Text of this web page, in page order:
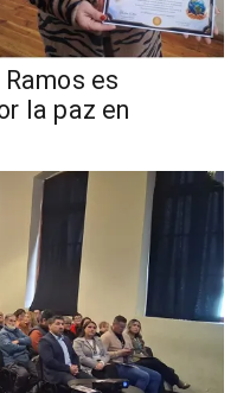
es
la paz en